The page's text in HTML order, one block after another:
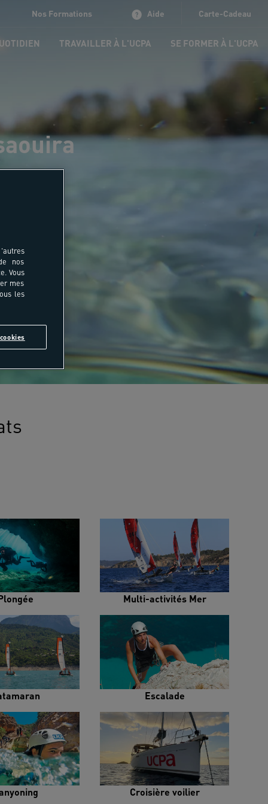
Nos Formations Aide Carte-Cadeau
TRAVAILLER À L'UCPA SE FORMER À L'UCPA
Multi-activités Mer
Escalade
Croisière voilier
nos
Vous
mes
les